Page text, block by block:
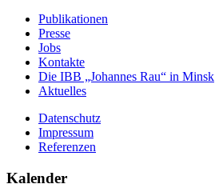
Publikationen
Presse
Jobs
Kontakte
Die IBB „Johannes Rau“ in Minsk
Aktuelles
Datenschutz
Impressum
Referenzen
Kalender